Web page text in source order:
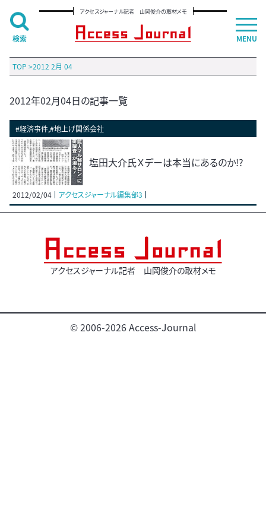
アクセスジャーナル記者 山岡俊介の取材メモ
TOP >2012 2月 04
2012年02月04日の記事一覧
#経済事件,#地上げ関係会社
塩田大介氏Ｘデーは本当にあるのか!?
2012/02/04 アクセスジャーナル編集部3
アクセスジャーナル記者 山岡俊介の取材メモ
© 2006-2026 Access-Journal
MENU
検索